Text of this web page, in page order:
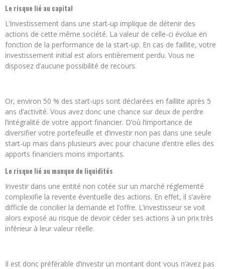
Le risque lié au capital
L’investissement dans une start-up implique de détenir des
actions de cette même société. La valeur de celle-ci évolue en
fonction de la performance de la start-up. En cas de faillite, votre
investissement initial est alors entièrement perdu. Vous ne
disposez d’aucune possibilité de recours.
Or, environ 50 % des start-ups sont déclarées en faillite après 5
ans d’activité. Vous avez donc une chance sur deux de perdre
l’intégralité de votre apport financier. D’où l’importance de
diversifier votre portefeuille et d’investir non pas dans une seule
start-up mais dans plusieurs avec pour chacune d’entre elles des
apports financiers moins importants.
Le risque lié au manque de liquidités
Investir dans une entité non cotée sur un marché réglementé
complexifie la revente éventuelle des actions. En effet, il s’avère
difficile de concilier la demande et l’offre. L’investisseur se voit
alors exposé au risque de devoir céder ses actions à un prix très
inférieur à leur valeur réelle.
Il est donc préférable d’investir un montant dont vous n’avez pas